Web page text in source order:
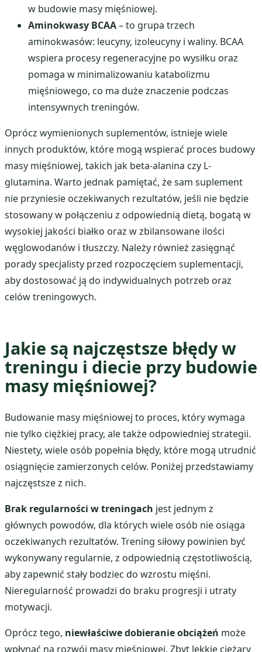
w budowie masy mięśniowej.
Aminokwasy BCAA– to grupa trzech
aminokwasów: leucyny, izoleucyny i waliny. BCAA
wspiera procesy regeneracyjne po wysiłku oraz
pomaga w minimalizowaniu katabolizmu
mięśniowego, co ma duże znaczenie podczas
intensywnych treningów.
Oprócz wymienionych suplementów, istnieje wiele
innych produktów, które mogą wspierać proces budowy
masy mięśniowej, takich jak beta-alanina czy L-
glutamina. Warto jednak pamiętać, że sam suplement
nie przyniesie oczekiwanych rezultatów, jeśli nie będzie
stosowany w połączeniu z odpowiednią dietą, bogatą w
wysokiej jakości białko oraz w zbilansowane ilości
węglowodanów i tłuszczy. Należy również zasięgnąć
porady specjalisty przed rozpoczęciem suplementacji,
aby dostosować ją do indywidualnych potrzeb oraz
celów treningowych.
Jakie są najczęstsze błędy w
treningu i diecie przy budowie
masy mięśniowej?
Budowanie masy mięśniowej to proces, który wymaga
nie tylko ciężkiej pracy, ale także odpowiedniej strategii.
Niestety, wiele osób popełnia błędy, które mogą utrudnić
osiągnięcie zamierzonych celów. Poniżej przedstawiamy
najczęstsze z nich.
Brak regularności w treningach jest jednym z
głównych powodów, dla których wiele osób nie osiąga
oczekiwanych rezultatów. Trening siłowy powinien być
wykonywany regularnie, z odpowiednią częstotliwością,
aby zapewnić stały bodziec do wzrostu mięśni.
Nieregularność prowadzi do braku progresji i utraty
motywacji.
Oprócz tego, niewłaściwe dobieranie obciążeń może
wpłynąć na rozwój masy mięśniowej. Zbyt lekkie ciężary